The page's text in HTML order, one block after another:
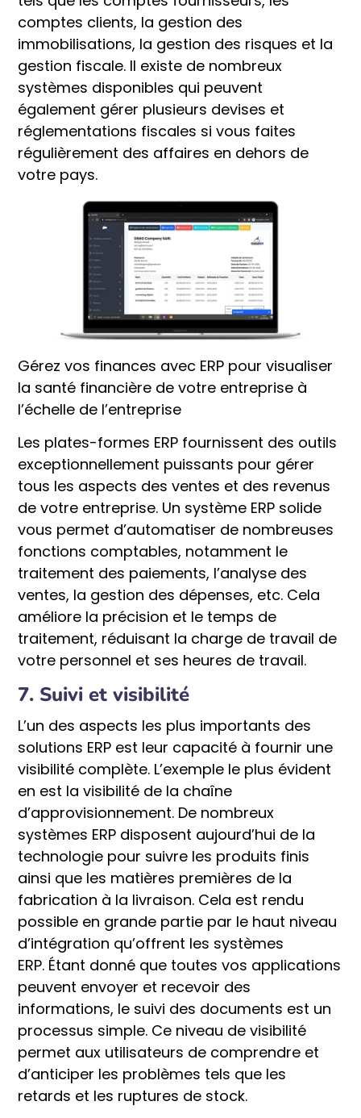
comptes clients, la gestion des
immobilisations, la gestion des risques et la
gestion fiscale. Il existe de nombreux
systèmes disponibles qui peuvent
également gérer plusieurs devises et
réglementations fiscales si vous faites
régulièrement des affaires en dehors de
votre pays.
Gérez vos finances avec ERP pour visualiser
la santé financière de votre entreprise à
l’échelle de l’entreprise
Les plates-formes ERP fournissent des outils
exceptionnellement puissants pour gérer
tous les aspects des ventes et des revenus
de votre entreprise. Un système ERP solide
vous permet d’automatiser de nombreuses
fonctions comptables, notamment le
traitement des paiements, l’analyse des
ventes, la gestion des dépenses, etc. Cela
améliore la précision et le temps de
traitement, réduisant la charge de travail de
votre personnel et ses heures de travail.
7. Suivi et visibilité
L’un des aspects les plus importants des
solutions ERP est leur capacité à fournir une
visibilité complète. L’exemple le plus évident
en est la visibilité de la chaîne
d’approvisionnement. De nombreux
systèmes ERP disposent aujourd’hui de la
technologie pour suivre les produits finis
ainsi que les matières premières de la
fabrication à la livraison. Cela est rendu
possible en grande partie par le haut niveau
d’intégration qu’offrent les systèmes
ERP. Étant donné que toutes vos applications
peuvent envoyer et recevoir des
informations, le suivi des documents est un
processus simple. Ce niveau de visibilité
permet aux utilisateurs de comprendre et
d’anticiper les problèmes tels que les
retards et les ruptures de stock.